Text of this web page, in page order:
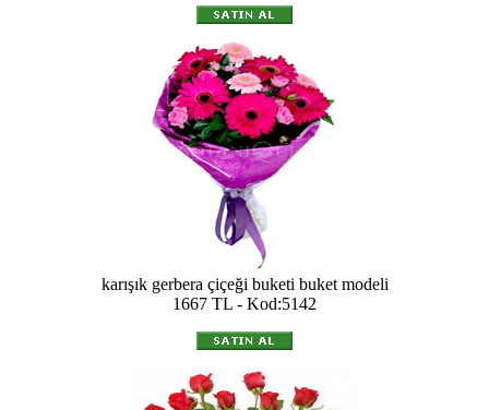
karışık gerbera çiçeği buketi buket modeli
1667 TL - Kod:5142